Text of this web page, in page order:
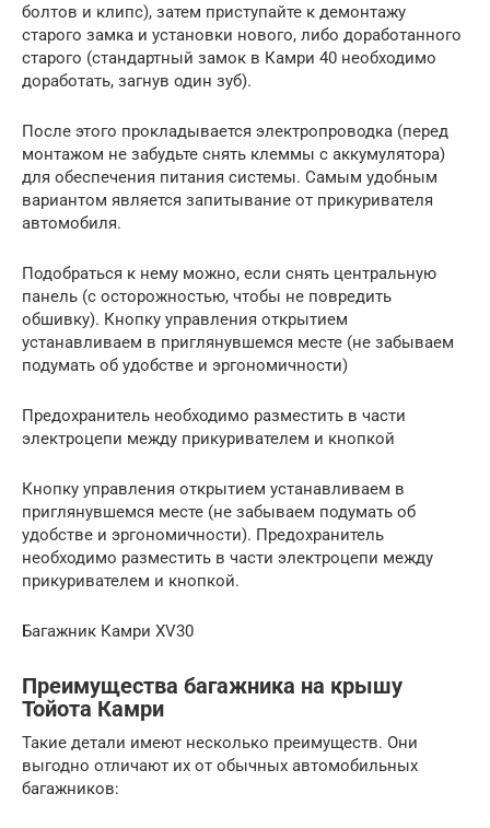
болтов и клипс), затем приступайте к демонтажу
старого замка и установки нового, либо доработанного
старого (стандартный замок в Камри 40 необходимо
доработать, загнув один зуб).
После этого прокладывается электропроводка (перед
монтажом не забудьте снять клеммы с аккумулятора)
для обеспечения питания системы. Самым удобным
вариантом является запитывание от прикуривателя
автомобиля.
Подобраться к нему можно, если снять центральную
панель (с осторожностью, чтобы не повредить
обшивку). Кнопку управления открытием
устанавливаем в приглянувшемся месте (не забываем
подумать об удобстве и эргономичности)
Предохранитель необходимо разместить в части
электроцепи между прикуривателем и кнопкой
Кнопку управления открытием устанавливаем в
приглянувшемся месте (не забываем подумать об
удобстве и эргономичности). Предохранитель
необходимо разместить в части электроцепи между
прикуривателем и кнопкой.
Багажник Камри XV30
Преимущества багажника на крышу
Тойота Камри
Такие детали имеют несколько преимуществ. Они
выгодно отличают их от обычных автомобильных
багажников: